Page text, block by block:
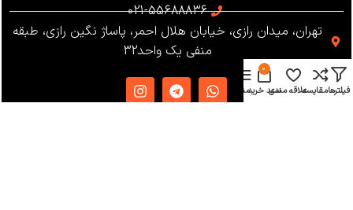
021-55688836
تهران، میدان رازی، خیابان هلال احمر، پاساژ نگین رازی، طبقه
منفی یک واحد32
فیلترهامقایسهعلاقه مندی
0
سبد خریدمنو